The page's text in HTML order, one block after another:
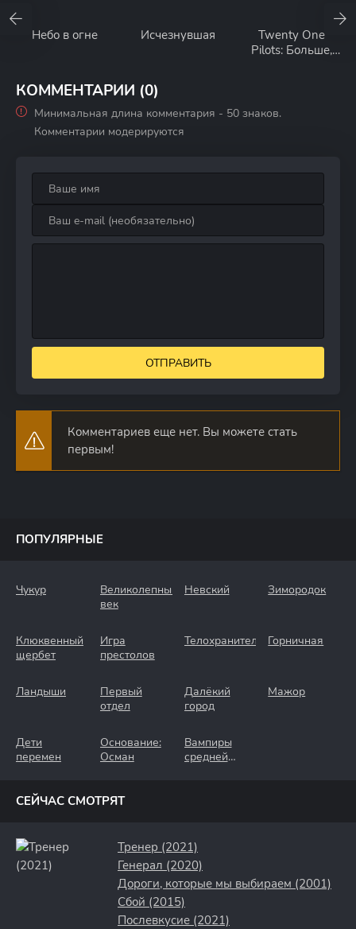
Небо в огне Исчезнувшая
Twenty One
Pilots: Больше,
КОММЕНТАРИИ (0)
Минимальная длина комментария - 50 знаков.
Комментарии модерируются
ОТПРАВИТЬ
Комментариев еще нет. Вы можете стать
первым!
ПОПУЛЯРНЫЕ
Чукур
Великолепный
век
Невский Зимородок
Клюквенный
щербет
Игра
престолов
Телохранители Горничная
Ландыши
Первый
отдел
Далёкий
город
Мажор
Дети
перемен
Основание:
Осман
Вампиры
средней
СЕЙЧАС СМОТРЯТ
Тренер (2021)
Генерал (2020)
Дороги, которые мы выбираем (2001)
Сбой (2015)
Послевкусие (2021)